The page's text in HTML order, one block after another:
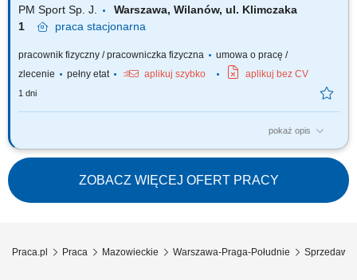
PM Sport Sp. J.
Warszawa, Wilanów, ul. Klimczaka
1
praca stacjonarna
pracownik fizyczny / pracowniczka fizyczna
umowa o pracę /
zlecenie
pełny etat aplikuj szybko aplikuj bez CV
1 dni
pokaż opis
Twój zakres obowiązków profesjonalna obsługa klienta; obsługa kasy
fiskalnej; dbałość o ekspozycje asortymentu i dobry wizerunek sklepu;
bieżące uzupełnianie asortymentu sprzedawanego towaru;
ZOBACZ WIĘCEJ OFERT PRACY
Praca.pl Praca Mazowieckie Warszawa-Praga-Południe